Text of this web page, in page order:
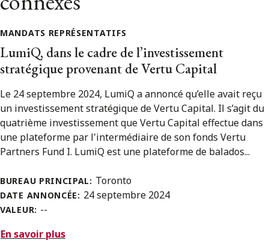
MANDATS REPRÉSENTATIFS
LumiQ, dans le cadre de l’investissement
stratégique provenant de Vertu Capital
Le 24 septembre 2024, LumiQ a annoncé qu’elle avait reçu
un investissement stratégique de Vertu Capital. Il s’agit du
quatrième investissement que Vertu Capital effectue dans
une plateforme par l'intermédiaire de son fonds Vertu
Partners Fund I. LumiQ est une plateforme de balados...
BUREAU PRINCIPAL: Toronto
DATE ANNONCÉE: 24 septembre 2024
VALEUR: --
En savoir plus